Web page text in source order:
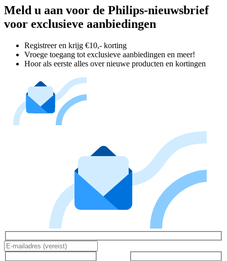
Meld u aan voor de Philips-nieuwsbrief
voor exclusieve aanbiedingen
Registreer en krijg €10,- korting
Vroege toegang tot exclusieve aanbiedingen en meer!
Hoor als eerste alles over nieuwe producten en kortingen